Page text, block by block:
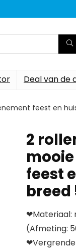
Deal van de
feest en
2
feest
breed
❤Materiaal:
(Afmeting: